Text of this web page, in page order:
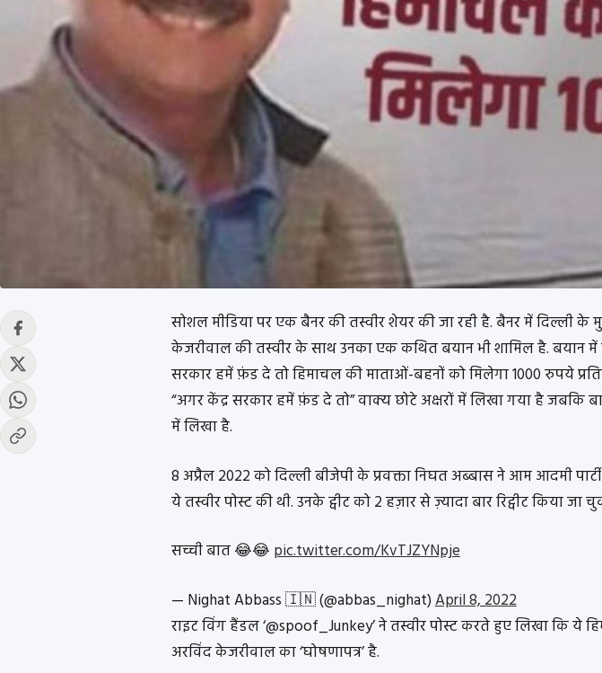
सोशल मीडिया पर एक बैनर की तस्वीर शेयर की जा रही है. बैनर में दिल्ली के
केजरीवाल की तस्वीर के साथ उनका एक कथित बयान भी शामिल है. बयान में
सरकार हमें फ़ंड दे तो हिमाचल की माताओं-बहनों को मिलेगा 1000 रुपये
“अगर केंद्र सरकार हमें फ़ंड दे तो” वाक्य छोटे अक्षरों में लिखा गया है जबकि
में लिखा है.
8 अप्रैल 2022 को दिल्ली बीजेपी के प्रवक्ता निघत अब्बास ने आम आदमी
ये तस्वीर पोस्ट की थी. उनके ट्वीट को 2 हज़ार से ज़्यादा बार रिट्वीट किया जा
सच्ची बात 😂😂 pic.twitter.com/KvTJZYNpje
— Nighat Abbass 🇮🇳 (@abbas_nighat)April 8, 2022
राइट विंग हैंडल ‘@spoof_Junkey’ ने तस्वीर पोस्ट करते हुए लिखा कि ये
अरविंद केजरीवाल का ‘घोषणापत्र’ है.